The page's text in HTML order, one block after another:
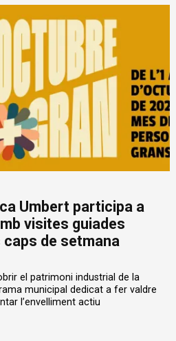
Umbert participa a
visites guiades
de setmana
el patrimoni industrial de la
municipal dedicat a fer valdre
l’envelliment actiu